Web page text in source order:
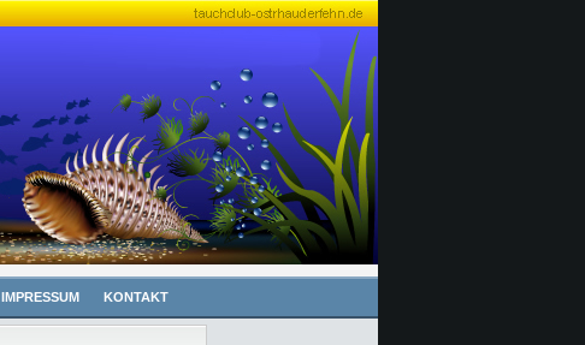
IMPRESSUM KONTAKT